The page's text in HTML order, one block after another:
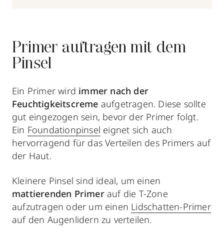
Primer auftragen mit dem
Pinsel
Ein Primer wird immer nach der
Feuchtigkeitscreme aufgetragen. Diese sollte
gut eingezogen sein, bevor der Primer folgt.
Ein Foundationpinsel eignet sich auch
hervorragend für das Verteilen des Primers auf
der Haut.
Kleinere Pinsel sind ideal, um einen
mattierenden Primerauf die T-Zone
aufzutragen oder um einen Lidschatten-Primer
auf den Augenlidern zu verteilen.